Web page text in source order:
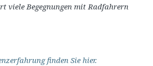
viele Begegnungen mit Radfahrern
finden Sie hier.